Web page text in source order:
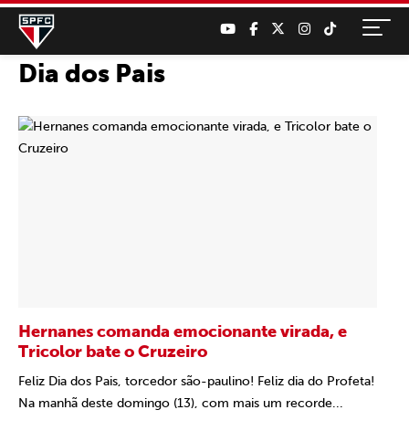
Dia dos Pais
Hernanes comanda emocionante virada, e
Tricolor bate o Cruzeiro
Feliz Dia dos Pais, torcedor são-paulino! Feliz dia do Profeta!
Na manhã deste domingo (13), com mais um recorde...